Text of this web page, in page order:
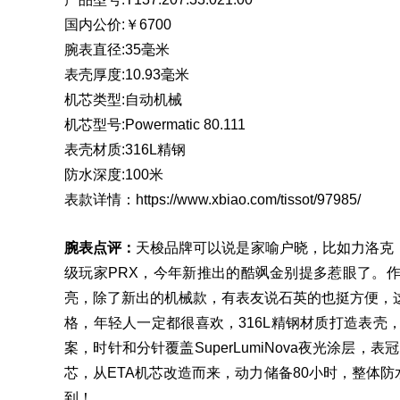
国内公价:￥6700
腕表直径:35毫米
表壳厚度:10.93毫米
机芯类型:自动机械
机芯型号:Powermatic 80.111
表壳材质:316L精钢
防水深度:100米
表款详情： https://www.xbiao.com/tissot/97985/
腕表点评： 天梭品牌可以说是家喻户晓，比如力洛
级玩家PRX，今年新推出的酷飒金别提多惹眼了。
亮，除了新出的机械款，有表友说石英的也挺方便
格，年轻人一定都很喜欢，316L精钢材质打造表壳
案，时针和分针覆盖SuperLumiNova夜光涂层，表
芯，从 ETA机芯改造而来，动力储备80小时，整体